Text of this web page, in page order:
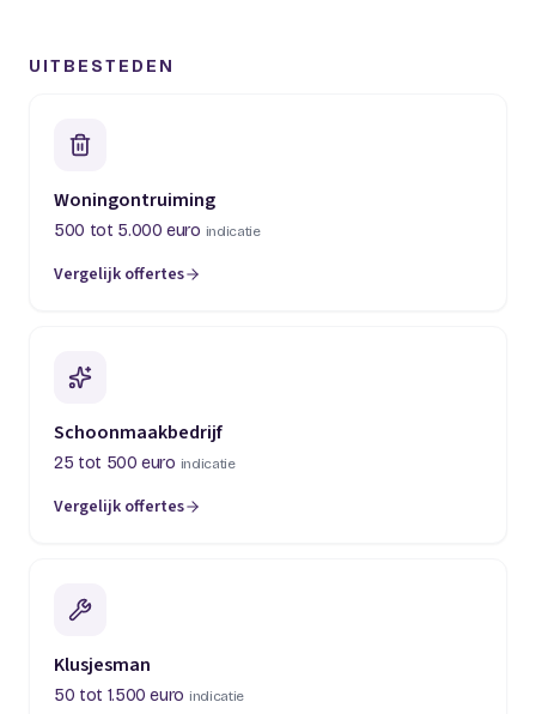
UITBESTEDEN
Woningontruiming
500 tot 5.000 euro indicatie
Vergelijk offertes
(opent in een nieuw tabblad)
Schoonmaakbedrijf
25 tot 500 euro indicatie
Vergelijk offertes
(opent in een nieuw tabblad)
Klusjesman
50 tot 1.500 euro indicatie